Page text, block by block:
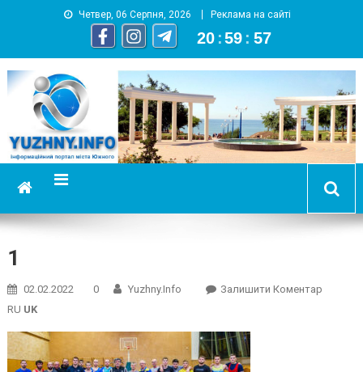
Четвер, 06 Серпня, 2026 Реклама на сайті
20 :59 : 57
YUZHNY.INFO
информационный портал города Южный
1
02.02.2022 0 Yuzhny.info Залишити КоментарOn
RU UK